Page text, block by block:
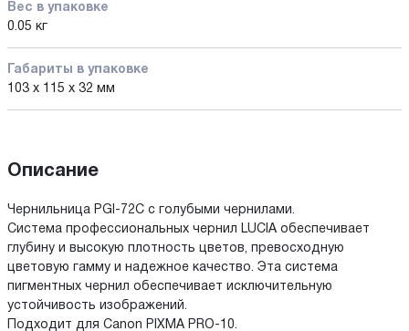
Вес в упаковке
0.05 кг
Габариты в упаковке
103 x 115 x 32 мм
Описание
Чернильница PGI-72C с голубыми чернилами.
Система профессиональных чернил LUCIA обеспечивает
глубину и высокую плотность цветов, превосходную
цветовую гамму и надежное качество. Эта система
пигментных чернил обеспечивает исключительную
устойчивость изображений.
Подходит для Canon PIXMA PRO-10.